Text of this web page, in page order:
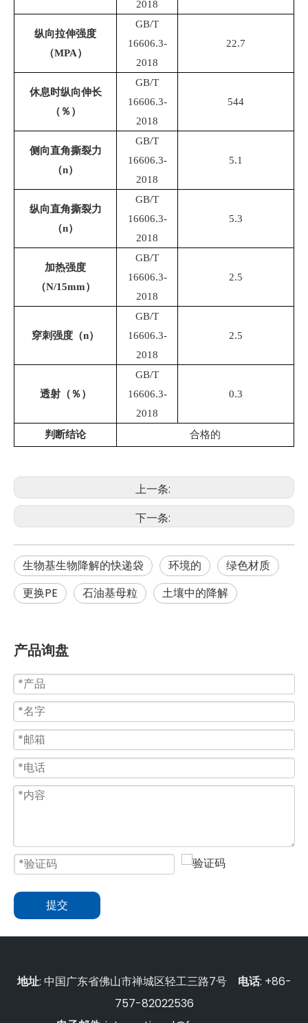
2018
纵向拉伸强度
（MPA）
GB/T
16606.3-
2018
22.7
休息时纵向伸长
（％）
GB/T
16606.3-
2018
544
侧向直角撕裂力
（n）
GB/T
16606.3-
2018
5.1
纵向直角撕裂力
（n）
GB/T
16606.3-
2018
5.3
加热强度
（N/15mm）
GB/T
16606.3-
2018
2.5
穿刺强度（n）
GB/T
16606.3-
2018
2.5
透射（％）
GB/T
16606.3-
2018
0.3
判断结论 合格的
上一条:
下一条:
生物基生物降解的快递袋 环境的
绿色材质
更换PE
石油基母粒 土壤中的降解
产品询盘
提交
地址: 中国广东省佛山市禅城区轻工三路7号 电话: +86-
757-82022536